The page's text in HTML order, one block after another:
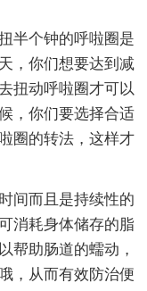
半个钟的呼啦圈是
，你们想要达到减
扭动呼啦圈才可以
，你们要选择合适
圈的转法，这样才
间而且是持续性的
消耗身体储存的脂
帮助肠道的蠕动，
，从而有效防治便